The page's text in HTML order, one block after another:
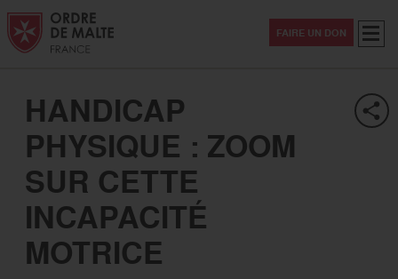
Aller au contenu
Aller à la recherche
Aller au menu
FAIRE UN DON
HANDICAP
PHYSIQUE : ZOOM
SUR CETTE
INCAPACITÉ
MOTRICE